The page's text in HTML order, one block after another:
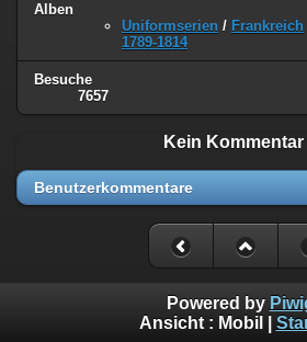
Alben
Uniformserien / Frankreich
1789-1814
Besuche
7657
Kein Kommentar
Benutzerkommentare
Powered by
Ansicht : Mobil